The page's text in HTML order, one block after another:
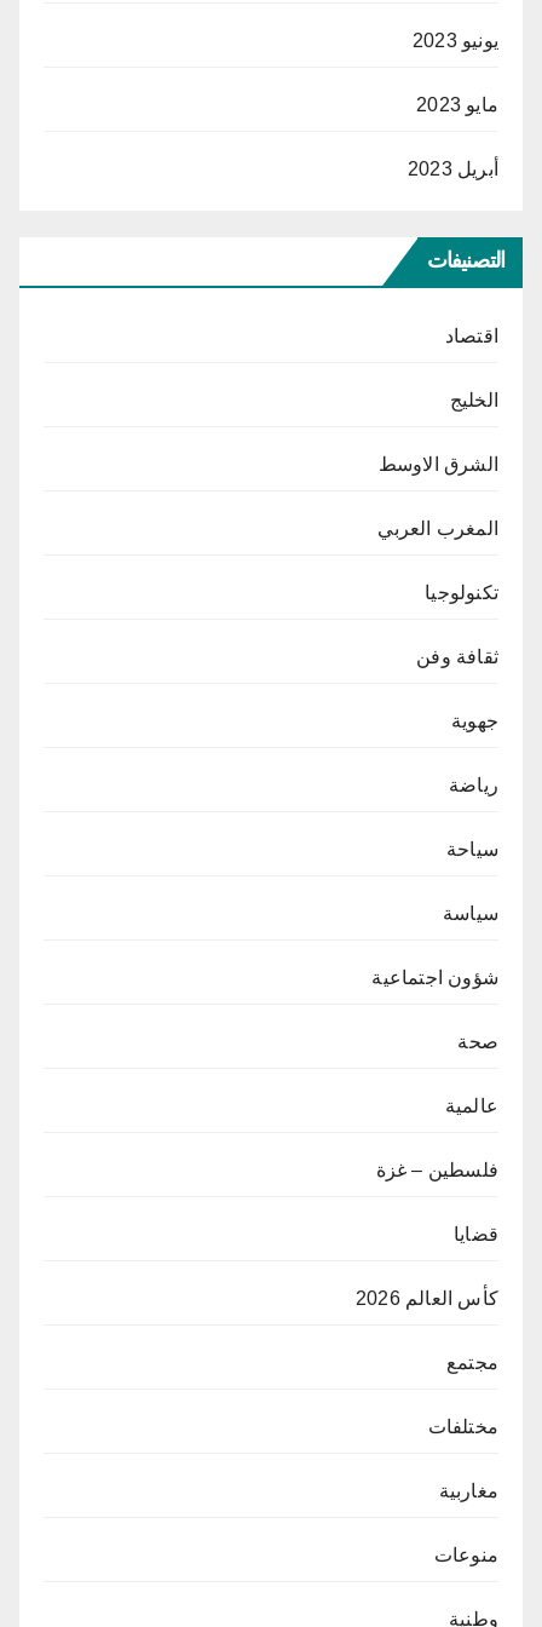
يونيو 2023
مايو 2023
أبريل 2023
التصنيفات
اقتصاد
الخليج
الشرق الاوسط
المغرب العربي
تكنولوجيا
ثقافة وفن
جهوية
رياضة
سياحة
سياسة
شؤون اجتماعية
صحة
عالمية
فلسطين – غزة
قضايا
كأس العالم 2026
مجتمع
مختلفات
مغاربية
منوعات
وطنية